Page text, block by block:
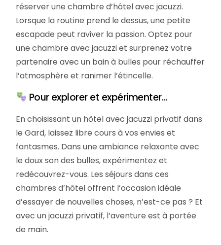
réserver une chambre d’hôtel avec jacuzzi.
Lorsque la routine prend le dessus, une petite
escapade peut raviver la passion. Optez pour
une chambre avec jacuzzi et surprenez votre
partenaire avec un bain à bulles pour réchauffer
l’atmosphère et ranimer l’étincelle.
Pour explorer et expérimenter…
En choisissant un hôtel avec jacuzzi privatif dans
le Gard, laissez libre cours à vos envies et
fantasmes. Dans une ambiance relaxante avec
le doux son des bulles, expérimentez et
redécouvrez-vous. Les séjours dans ces
chambres d’hôtel offrent l’occasion idéale
d’essayer de nouvelles choses, n’est-ce pas ? Et
avec un jacuzzi privatif, l’aventure est à portée
de main.